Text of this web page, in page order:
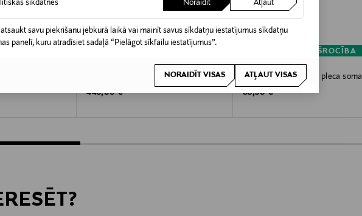
sīkdatnes Noraidīt Atļaut
atsaukt savu piekrišanu jebkurā laikā vai mainīt savus sīkdatņu iestatījumus sīkdatņu
panelī, kuru atradīsiet sadaļā “Pielāgot sīkfailu iestatījumus”.
NORAIDĪT VISAS ATĻAUT VISAS
40%
soma
POLO RALPH LAUREN
Messenger Large pleca soma
Original Price
445,00 €
KUPONA PRIEKŠROCĪBA
TOMMY HILFIGER
Central Mini Reporter pleca soma
Original Price
89,90 €